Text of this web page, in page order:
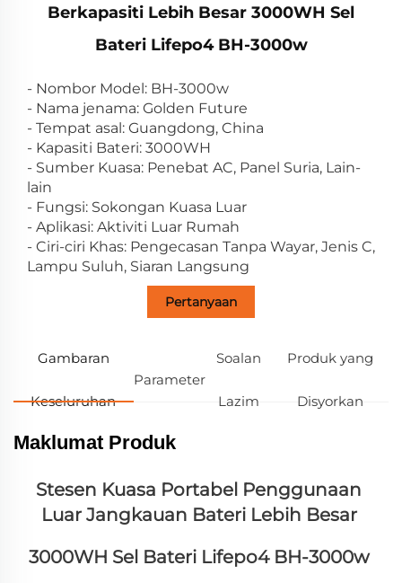
Berkapasiti Lebih Besar 3000WH Sel
Bateri Lifepo4 BH-3000w
- Nombor Model: BH-3000w
- Nama jenama: Golden Future
- Tempat asal: Guangdong, China
- Kapasiti Bateri: 3000WH
- Sumber Kuasa: Penebat AC, Panel Suria, Lain-
lain
- Fungsi: Sokongan Kuasa Luar
- Aplikasi: Aktiviti Luar Rumah
- Ciri-ciri Khas: Pengecasan Tanpa Wayar, Jenis C,
Lampu Suluh, Siaran Langsung
Pertanyaan
Gambaran
Keseluruhan
Parameter
Soalan
Lazim
Produk yang
Disyorkan
Maklumat Produk
Stesen Kuasa Portabel Penggunaan
Luar Jangkauan Bateri Lebih Besar
3000WH Sel Bateri Lifepo4 BH-3000w